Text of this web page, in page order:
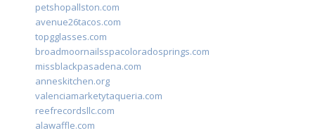
petshopallston.com
avenue26tacos.com
topgglasses.com
broadmoornailsspacoloradosprings.com
missblackpasadena.com
anneskitchen.org
valenciamarketytaqueria.com
reefrecordsllc.com
alawaffle.com